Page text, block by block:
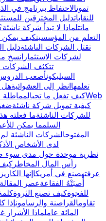
تموتالاحتفاظ ببرنامج في
للنقاباتدليل المخترقين
ماتتلماذا لا تبدأ شركة
التعلم من المؤسسينكيف يمكن
تقتل الشركات الناشئةدليل
لشركات الاستثمار انسخ
تتكثف الشركات
السيليكونأصعب الدروس
تعلمهاانظر إلى العشوائيةهل
كيف تفعل ما تحبالمماطلة
Web
كيفية تمويل شركة ناشئة
للشركات الناشئةما فعلته
السلمما يمكن
المفتوحالشركات الناشئة
لدى الأشخاص
نظرية موحدة حول مدى سوء
رأس المال المخاطر
عرفتهصنع في أمريكاإنها
أصبَتْهُ الفقاعةعصر المقالة
للفجوةكيف تصنع الثروة
تقاومالقراصنة والرسامونإذا
المائة عاملماذا الأشرار